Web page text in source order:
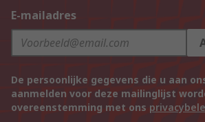
E-mailadres
De persoonlijke gegevens die u aan
aanmelden voor deze mailinglijst
overeenstemming met ons